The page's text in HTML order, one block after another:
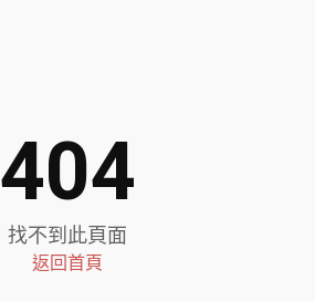
404
找不到此頁面
返回首頁